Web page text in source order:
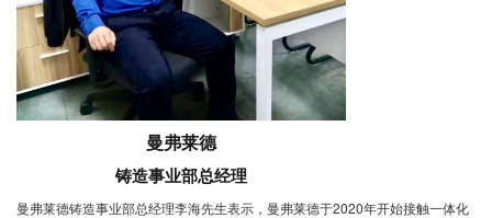
曼弗莱德
铸造事业部总经理
曼弗莱德铸造事业部总经理李海先生表示，曼弗莱德于2020年开始接触一体化